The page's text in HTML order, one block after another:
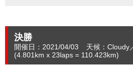
決勝
開催日：2021/04/03 天候：Cloudy
(4.801 km x 23laps = 110.423km)